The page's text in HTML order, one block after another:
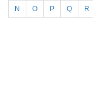
N O P Q R